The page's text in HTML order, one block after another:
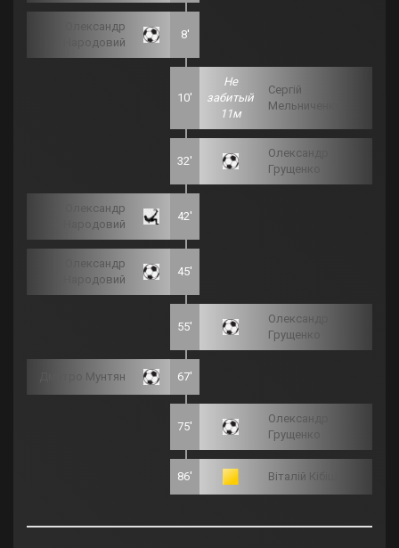
Олександр
Народовий
8'
10'
Не
забитый
11м
Сергій
Мельниченко
32'
Олександр
Грущенко
Олександр
Народовий
42'
Олександр
Народовий
45'
55'
Олександр
Грущенко
Дмитро Мунтян 67'
75'
Олександр
Грущенко
86' Віталій Кібіш